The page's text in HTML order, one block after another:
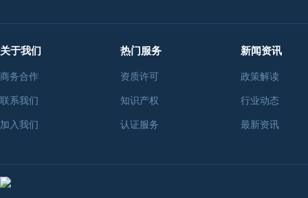
关于我们
商务合作
联系我们
加入我们
热门服务
资质许可
知识产权
认证服务
新闻资讯
政策解读
行业动态
最新资讯